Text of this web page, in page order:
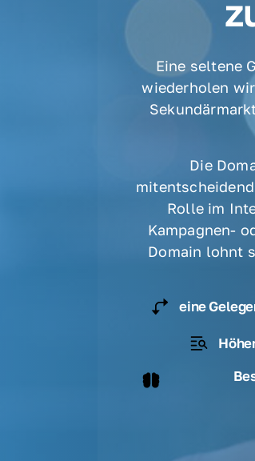
Eine seltene
wiederholen
Die
Rolle im
Kampagnen-
Domain lohnt
eine